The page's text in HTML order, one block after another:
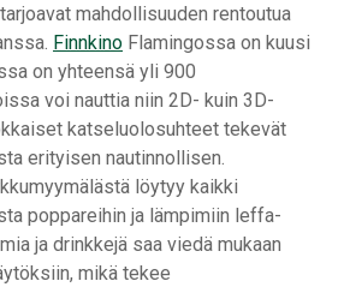
mahdollisuuden rentoutua
Finnkino Flamingossa on kuusi
on yhteensä yli 900
voi nauttia niin 2D- kuin 3D-
katseluolosuhteet tekevät
erityisen nautinnollisen.
löytyy kaikki
poppareihin ja lämpimiin leffa-
ja drinkkejä saa viedä mukaan
mikä tekee